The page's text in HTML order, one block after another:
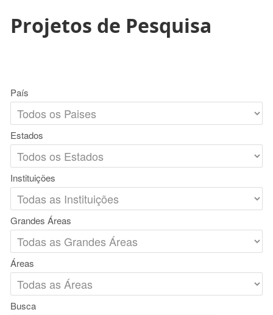
Projetos de Pesquisa
País
Estados
Instituições
Grandes Áreas
Áreas
Busca